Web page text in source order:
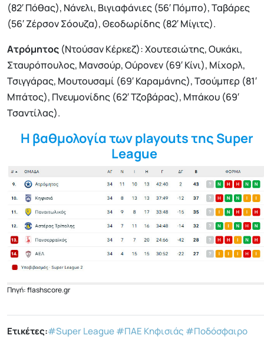
(82′ Πόθας), Νάνελι, Βιγιαφάνιες (56′ Πόμπο), Ταβάρες
(56′ Ζέρσον Σόουζα), Θεοδωρίδης (82′ Μίγιτς).
Ατρόμητος (Ντούσαν Κέρκεζ): Χουτεσιώτης, Ουκάκι,
Σταυρόπουλος, Μανσούρ, Ούρονεν (69′ Κίνι), Μίχορλ,
Τσιγγάρας, Μουτουσαμί (69′ Καραμάνης), Τσούμπερ (81′
Μπάτος), Πνευμονίδης (62′ Τζοβάρας), Μπάκου (69′
Τσαντίλας).
Η βαθμολογία των playouts της Super
League
Πηγή: flashscore.gr
Ετικέτες:#Super League#ΠΑΕ Κηφισιάς #Ποδόσφαιρο